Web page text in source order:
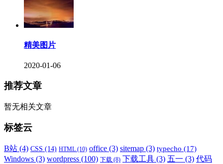
精美图片
2020-01-06
推荐文章
暂无相关文章
标签云
B站 (4) CSS (14) HTML (10) office (3) sitemap (3) typecho (17)
Windows (3) wordpress (100) 下载 (8) 下载工具 (3) 五一 (3) 代码